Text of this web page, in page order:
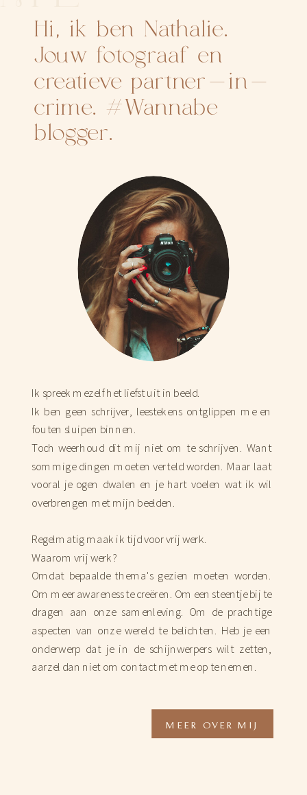
MEER OVER MIJ
Ik spreek mezelf het liefst uit in beeld.
Ik ben geen schrijver, leestekens ontglippen me en
fouten sluipen binnen.
Toch weerhoud dit mij niet om te schrijven. Want
sommige dingen moeten verteld worden. Maar laat
vooral je ogen dwalen en je hart voelen wat ik wil
overbrengen met mijn beelden.
Regelmatig maak ik tijd voor vrij werk.
Waarom vrij werk?
Omdat bepaalde thema's gezien moeten worden.
Om meer awareness te creëren. Om een steentje bij te
dragen aan onze samenleving. Om de prachtige
aspecten van onze wereld te belichten. Heb je een
onderwerp dat je in de schijnwerpers wilt zetten,
aarzel dan niet om contact met me op te nemen.
Hi, ik ben Nathalie.
Jouw fotograaf en
creatieve partner-in-
crime. #Wannabe
blogger.